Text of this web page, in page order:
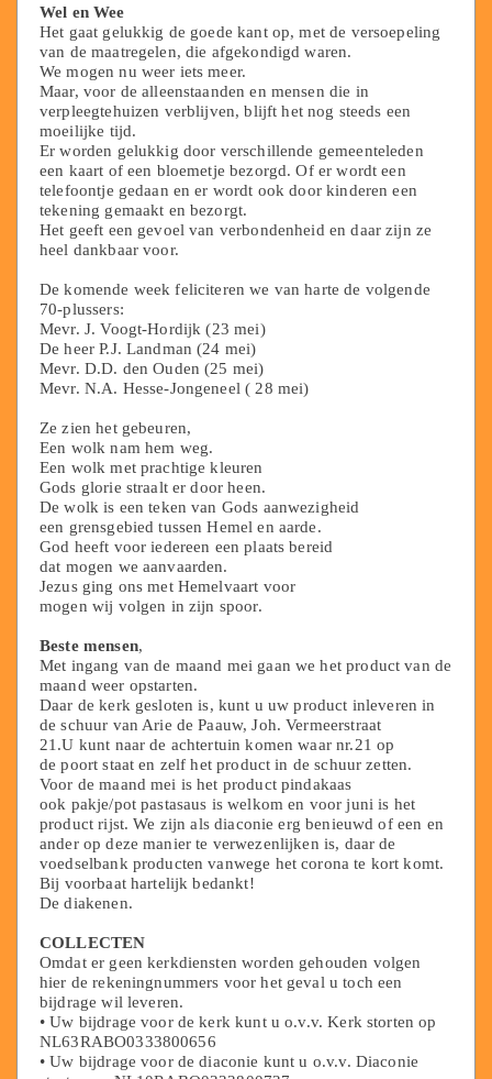
Wel en Wee
Het gaat gelukkig de goede kant op, met de versoepeling
van de maatregelen, die afgekondigd waren.
We mogen nu weer iets meer.
Maar, voor de alleenstaanden en mensen die in
verpleegtehuizen verblijven, blijft het nog steeds een
moeilijke tijd.
Er worden gelukkig door verschillende gemeenteleden
een kaart of een bloemetje bezorgd. Of er wordt een
telefoontje gedaan en er wordt ook door kinderen een
tekening gemaakt en bezorgt.
Het geeft een gevoel van verbondenheid en daar zijn ze
heel dankbaar voor.
De komende week feliciteren we van harte de volgende
70-plussers:
Mevr. J. Voogt-Hordijk (23 mei)
De heer P.J. Landman (24 mei)
Mevr. D.D. den Ouden (25 mei)
Mevr. N.A. Hesse-Jongeneel ( 28 mei)
Ze zien het gebeuren,
Een wolk nam hem weg.
Een wolk met prachtige kleuren
Gods glorie straalt er door heen.
De wolk is een teken van Gods aanwezigheid
een grensgebied tussen Hemel en aarde.
God heeft voor iedereen een plaats bereid
dat mogen we aanvaarden.
Jezus ging ons met Hemelvaart voor
mogen wij volgen in zijn spoor.
Beste mensen,
Met ingang van de maand mei gaan we het product van de
maand weer opstarten.
Daar de kerk gesloten is, kunt u uw product inleveren in
de schuur van Arie de Paauw, Joh. Vermeerstraat
21.U kunt naar de achtertuin komen waar nr.21 op
de poort staat en zelf het product in de schuur zetten.
Voor de maand mei is het product pindakaas
ook pakje/pot pastasaus is welkom en voor juni is het
product rijst. We zijn als diaconie erg benieuwd of een en
ander op deze manier te verwezenlijken is, daar de
voedselbank producten vanwege het corona te kort komt.
Bij voorbaat hartelijk bedankt!
De diakenen.
COLLECTEN
Omdat er geen kerkdiensten worden gehouden volgen
hier de rekeningnummers voor het geval u toch een
bijdrage wil leveren.
• Uw bijdrage voor de kerk kunt u o.v.v. Kerk storten op
NL63RABO0333800656
• Uw bijdrage voor de diaconie kunt u o.v.v. Diaconie